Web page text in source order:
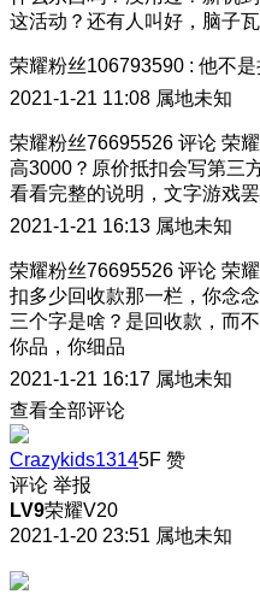
这活动？还有人叫好，脑子
荣耀粉丝106793590 : 他不
2021-1-21 11:08 属地未知
荣耀粉丝76695526 评论 荣
高3000？原价抵扣会写第三
看看完整的说明，文字游戏
2021-1-21 16:13 属地未知
荣耀粉丝76695526 评论 荣
扣多少回收款那一栏，你念
三个字是啥？是回收款，而
你品，你细品
2021-1-21 16:17 属地未知
查看全部评论
Crazykids13145F 赞
评论 举报
LV9荣耀V20
2021-1-20 23:51 属地未知